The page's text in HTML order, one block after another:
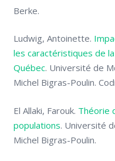
Berke.
Ludwig, Antoinette.
les caractéristiques de
Québec. Université de
Michel Bigras-Poulin.
El Allaki, Farouk. Théorie
populations. Université
Michel Bigras-Poulin.